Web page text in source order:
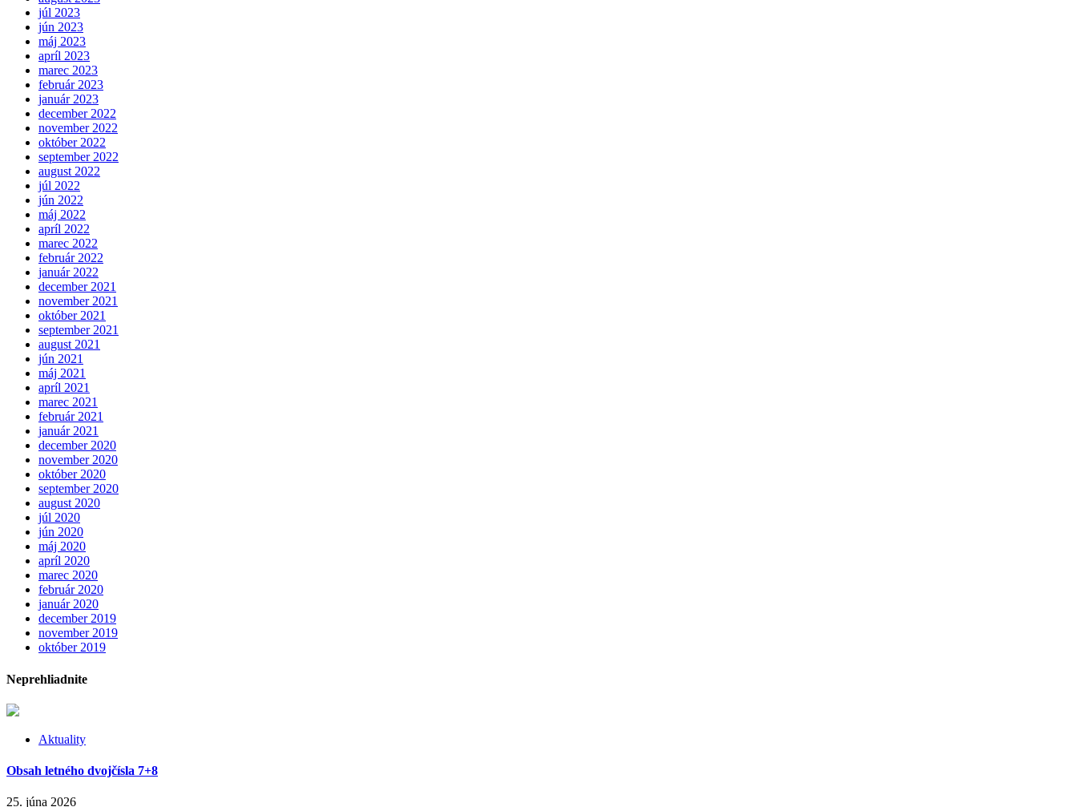
júl 2023
jún 2023
máj 2023
apríl 2023
marec 2023
február 2023
január 2023
december 2022
november 2022
október 2022
september 2022
august 2022
júl 2022
jún 2022
máj 2022
apríl 2022
marec 2022
február 2022
január 2022
december 2021
november 2021
október 2021
september 2021
august 2021
jún 2021
máj 2021
apríl 2021
marec 2021
február 2021
január 2021
december 2020
november 2020
október 2020
september 2020
august 2020
júl 2020
jún 2020
máj 2020
apríl 2020
marec 2020
február 2020
január 2020
december 2019
november 2019
október 2019
Neprehliadnite
Aktuality
Obsah letného dvojčísla 7+8
25. júna 2026